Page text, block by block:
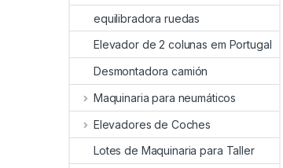
equilibradora ruedas
Elevador de 2 colunas em Portugal
Desmontadora camión
Maquinaria para neumáticos
Elevadores de Coches
Lotes de Maquinaria para Taller